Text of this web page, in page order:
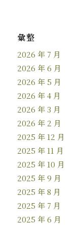
彙整
2026 年 7 月
2026 年 6 月
2026 年 5 月
2026 年 4 月
2026 年 3 月
2026 年 2 月
2025 年 12 月
2025 年 11 月
2025 年 10 月
2025 年 9 月
2025 年 8 月
2025 年 7 月
2025 年 6 月